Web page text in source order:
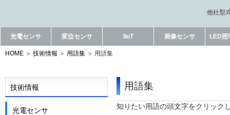
他社型
光電センサ 変位センサ IIoT 画像センサ LED照
HOME 技術情報 用語集 用語集
技術情報
光電センサ
用語集
知りたい用語の頭文字をクリック